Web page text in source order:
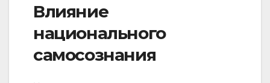
Влияние
национального
самосознания